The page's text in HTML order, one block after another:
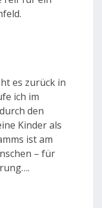
es zurück in
ich im
den
Kinder als
ist am
– für